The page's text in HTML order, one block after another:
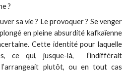
?
sa vie ? Le provoquer ? Se venger
en pleine absurdité kafkaïenne
Cette identité pour laquelle
ce qui, jusque-là, l’indifférait
l’arrangeait plutôt, ou en tout cas